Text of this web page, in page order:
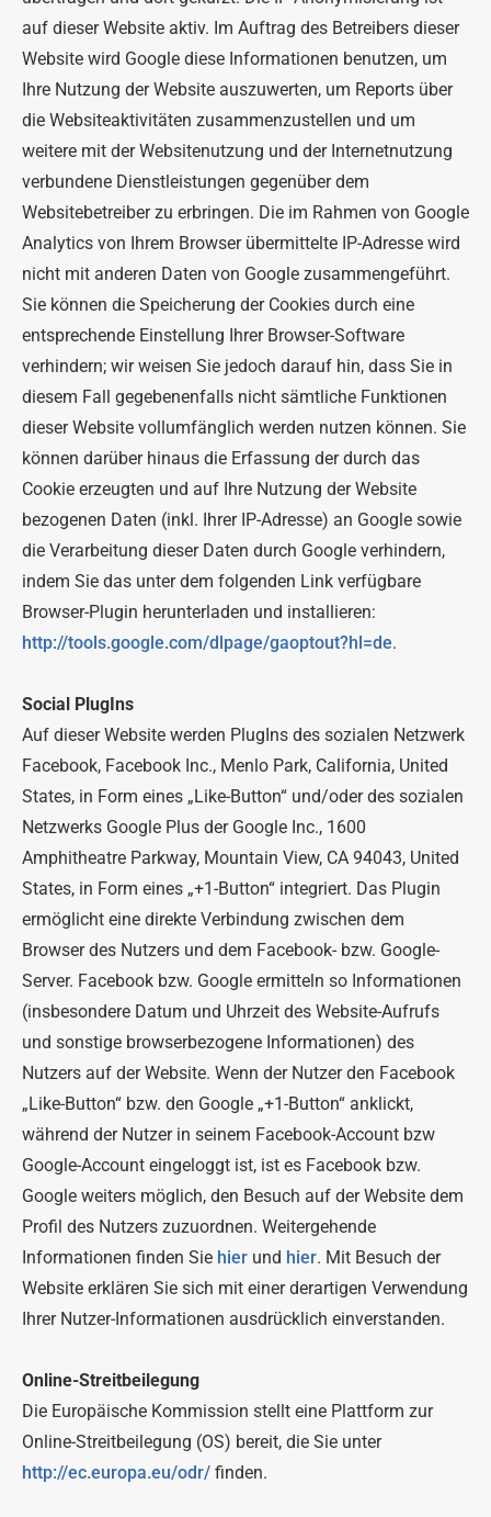
auf dieser Website aktiv. Im Auftrag des Betreibers dieser
Website wird Google diese Informationen benutzen, um
Ihre Nutzung der Website auszuwerten, um Reports über
die Websiteaktivitäten zusammenzustellen und um
weitere mit der Websitenutzung und der Internetnutzung
verbundene Dienstleistungen gegenüber dem
Websitebetreiber zu erbringen. Die im Rahmen von Google
Analytics von Ihrem Browser übermittelte IP-Adresse wird
nicht mit anderen Daten von Google zusammengeführt.
Sie können die Speicherung der Cookies durch eine
entsprechende Einstellung Ihrer Browser-Software
verhindern; wir weisen Sie jedoch darauf hin, dass Sie in
diesem Fall gegebenenfalls nicht sämtliche Funktionen
dieser Website vollumfänglich werden nutzen können. Sie
können darüber hinaus die Erfassung der durch das
Cookie erzeugten und auf Ihre Nutzung der Website
bezogenen Daten (inkl. Ihrer IP-Adresse) an Google sowie
die Verarbeitung dieser Daten durch Google verhindern,
indem Sie das unter dem folgenden Link verfügbare
Browser-Plugin herunterladen und installieren:
http://tools.google.com/dlpage/gaoptout?hl=de.
Social PlugIns
Auf dieser Website werden PlugIns des sozialen Netzwerk
Facebook, Facebook Inc., Menlo Park, California, United
States, in Form eines „Like-Button“ und/oder des sozialen
Netzwerks Google Plus der Google Inc., 1600
Amphitheatre Parkway, Mountain View, CA 94043, United
States, in Form eines „+1-Button“ integriert. Das Plugin
ermöglicht eine direkte Verbindung zwischen dem
Browser des Nutzers und dem Facebook- bzw. Google-
Server. Facebook bzw. Google ermitteln so Informationen
(insbesondere Datum und Uhrzeit des Website-Aufrufs
und sonstige browserbezogene Informationen) des
Nutzers auf der Website. Wenn der Nutzer den Facebook
„Like-Button“ bzw. den Google „+1-Button“ anklickt,
während der Nutzer in seinem Facebook-Account bzw
Google-Account eingeloggt ist, ist es Facebook bzw.
Google weiters möglich, den Besuch auf der Website dem
Profil des Nutzers zuzuordnen. Weitergehende
Informationen finden Sie hier und hier. Mit Besuch der
Website erklären Sie sich mit einer derartigen Verwendung
Ihrer Nutzer-Informationen ausdrücklich einverstanden.
Online-Streitbeilegung
Die Europäische Kommission stellt eine Plattform zur
Online-Streitbeilegung (OS) bereit, die Sie unter
http://ec.europa.eu/odr/ finden.